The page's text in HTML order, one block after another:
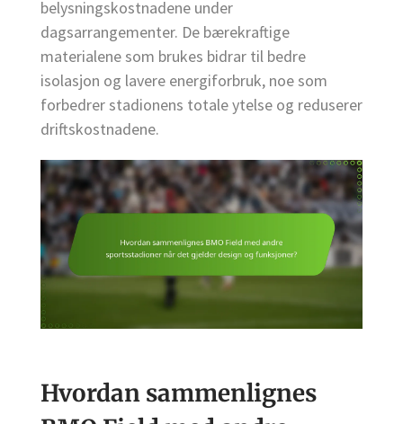
belysningskostnadene under
dagsarrangementer. De bærekraftige
materialene som brukes bidrar til bedre
isolasjon og lavere energiforbruk, noe som
forbedrer stadionens totale ytelse og reduserer
driftskostnadene.
Hvordan sammenlignes